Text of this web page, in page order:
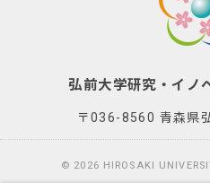
弘前大学研究・イノ
〒036-8560 青森県
© 2026 HIROSAKI